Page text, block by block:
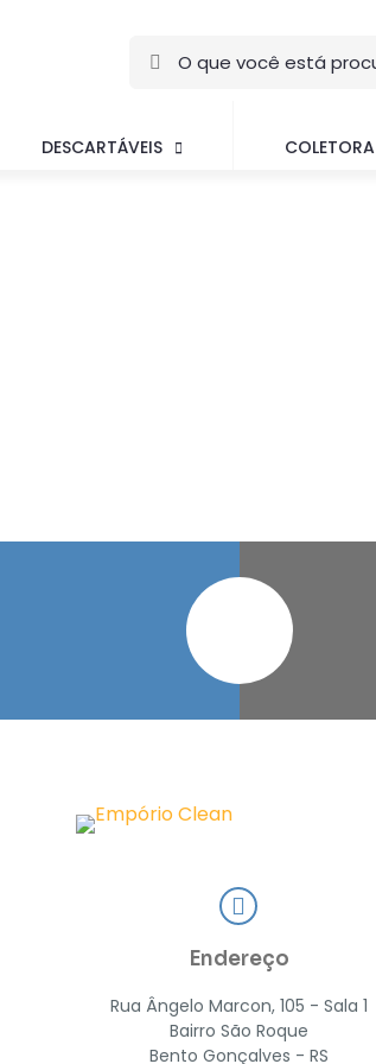
DESCARTÁVEIS COLETORA
Endereço
Rua Ângelo Marcon, 105 - Sala 1
Bairro São Roque
Bento Gonçalves - RS